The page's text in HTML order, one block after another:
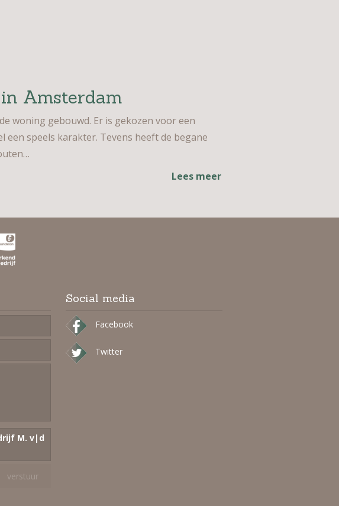
Amsterdam
woning gebouwd. Er is gekozen voor een
speels karakter. Tevens heeft de begane
Lees meer
M. v|d
Social media
Facebook
Twitter